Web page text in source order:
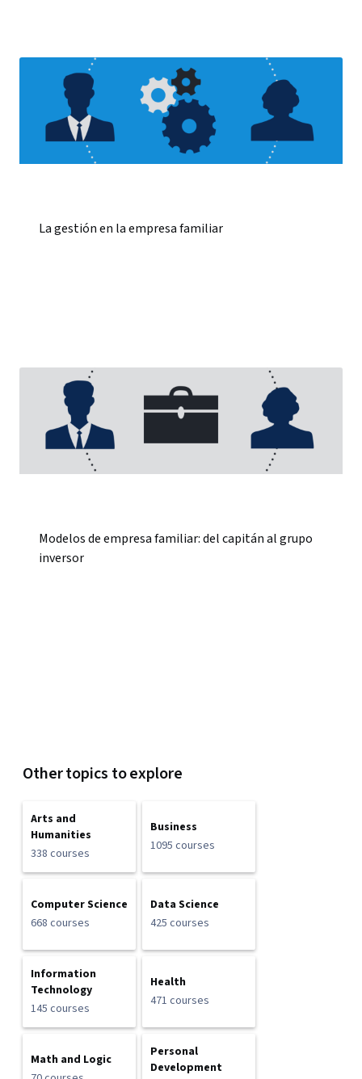
La gestión en la empresa familiar
Modelos de empresa familiar: del capitán al grupo
inversor
Other topics to explore
Arts and
Humanities
338 courses
Business
1095 courses
Computer Science
668 courses
Data Science
425 courses
Information
Technology
145 courses
Health
471 courses
Math and Logic
Personal
Development